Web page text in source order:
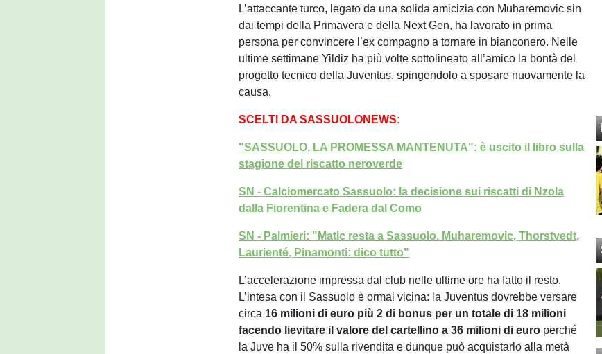
L’attaccante turco, legato da una solida amicizia con Muharemovic sin
dai tempi della Primavera e della Next Gen, ha lavorato in prima
persona per convincere l’ex compagno a tornare in bianconero. Nelle
ultime settimane Yildiz ha più volte sottolineato all’amico la bontà del
progetto tecnico della Juventus, spingendolo a sposare nuovamente la
causa.
SCELTI DA SASSUOLONEWS:
"SASSUOLO, LA PROMESSA MANTENUTA": è uscito il libro sulla
stagione del riscatto neroverde
SN - Calciomercato Sassuolo: la decisione sui riscatti di Nzola
dalla Fiorentina e Fadera dal Como
SN - Palmieri: "Matic resta a Sassuolo. Muharemovic, Thorstvedt,
Laurienté, Pinamonti: dico tutto"
L’accelerazione impressa dal club nelle ultime ore ha fatto il resto.
L’intesa con il Sassuolo è ormai vicina: la Juventus dovrebbe versare
circa 16 milioni di euro più 2 di bonus per un totale di 18 milioni
facendo lievitare il valore del cartellino a 36 milioni di euro perché
la Juve ha il 50% sulla rivendita e dunque può acquistarlo alla metà